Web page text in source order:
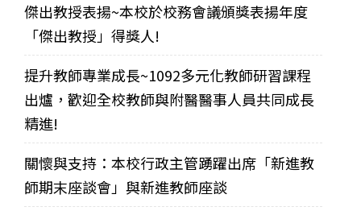
傑出教授表揚~本校於校務會議頒獎表揚年度
「傑出教授」得獎人!
提升教師專業成長~1092多元化教師研習課程
出爐，歡迎全校教師與附醫醫事人員共同成長
精進!
關懷與支持：本校行政主管踴躍出席「新進教
師期末座談會」與新進教師座談